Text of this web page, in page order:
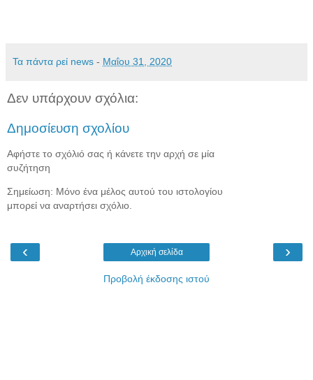
Τα πάντα ρεί news - Μαΐου 31, 2020
Δεν υπάρχουν σχόλια:
Δημοσίευση σχολίου
Αφήστε το σχόλιό σας ή κάνετε την αρχή σε μία
συζήτηση
Σημείωση: Μόνο ένα μέλος αυτού του ιστολογίου
μπορεί να αναρτήσει σχόλιο.
‹ ›
Αρχική σελίδα
Προβολή έκδοσης ιστού